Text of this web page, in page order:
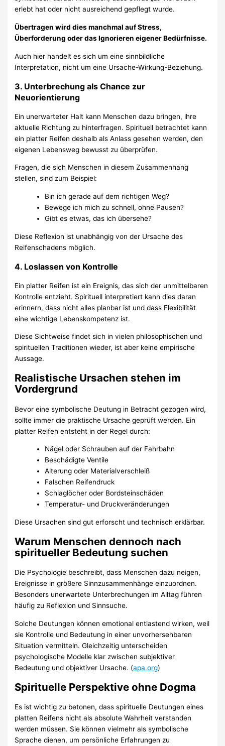
erlebt hat oder nicht ausreichend gepflegt wurde.
Übertragen wird dies manchmal auf Stress,
Überforderung oder das Ignorieren eigener Bedürfnisse.
Auch hier handelt es sich um eine sinnbildliche
Interpretation, nicht um eine Ursache-Wirkung-Beziehung.
3. Unterbrechung als Chance zur
Neuorientierung
Ein unerwarteter Halt kann Menschen dazu bringen, ihre
aktuelle Richtung zu hinterfragen. Spirituell betrachtet kann
ein platter Reifen deshalb als Anlass gesehen werden, den
eigenen Lebensweg bewusst zu überprüfen.
Fragen, die sich Menschen in diesem Zusammenhang
stellen, sind zum Beispiel:
Bin ich gerade auf dem richtigen Weg?
Bewege ich mich zu schnell, ohne Pausen?
Gibt es etwas, das ich übersehe?
Diese Reflexion ist unabhängig von der Ursache des
Reifenschadens möglich.
4. Loslassen von Kontrolle
Ein platter Reifen ist ein Ereignis, das sich der unmittelbaren
Kontrolle entzieht. Spirituell interpretiert kann dies daran
erinnern, dass nicht alles planbar ist und dass Flexibilität
eine wichtige Lebenskompetenz ist.
Diese Sichtweise findet sich in vielen philosophischen und
spirituellen Traditionen wieder, ist aber keine empirische
Aussage.
Realistische Ursachen stehen im
Vordergrund
Bevor eine symbolische Deutung in Betracht gezogen wird,
sollte immer die praktische Ursache geprüft werden. Ein
platter Reifen entsteht in der Regel durch:
Nägel oder Schrauben auf der Fahrbahn
Beschädigte Ventile
Alterung oder Materialverschleiß
Falschen Reifendruck
Schlaglöcher oder Bordsteinschäden
Temperatur- und Druckveränderungen
Diese Ursachen sind gut erforscht und technisch erklärbar.
Warum Menschen dennoch nach
spiritueller Bedeutung suchen
Die Psychologie beschreibt, dass Menschen dazu neigen,
Ereignisse in größere Sinnzusammenhänge einzuordnen.
Besonders unerwartete Unterbrechungen im Alltag führen
häufig zu Reflexion und Sinnsuche.
Solche Deutungen können emotional entlastend wirken, weil
sie Kontrolle und Bedeutung in einer unvorhersehbaren
Situation vermitteln. Gleichzeitig unterscheiden
psychologische Modelle klar zwischen subjektiver
Bedeutung und objektiver Ursache. (apa.org)
Spirituelle Perspektive ohne Dogma
Es ist wichtig zu betonen, dass spirituelle Deutungen eines
platten Reifens nicht als absolute Wahrheit verstanden
werden müssen. Sie können vielmehr als symbolische
Sprache dienen, um persönliche Erfahrungen zu